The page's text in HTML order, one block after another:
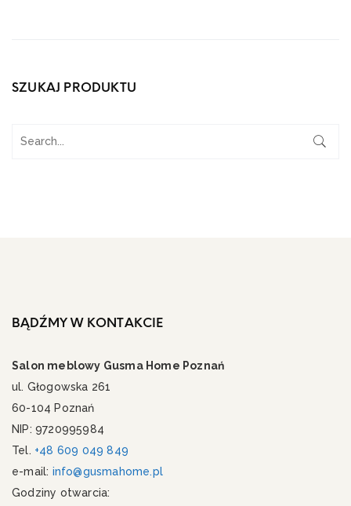
SZUKAJ PRODUKTU
BĄDŹMY W KONTAKCIE
Salon meblowy Gusma Home Poznań
ul. Głogowska 261
60-104 Poznań
NIP: 9720995984
Tel. +48 609 049 849
e-mail: info@gusmahome.pl
Godziny otwarcia: